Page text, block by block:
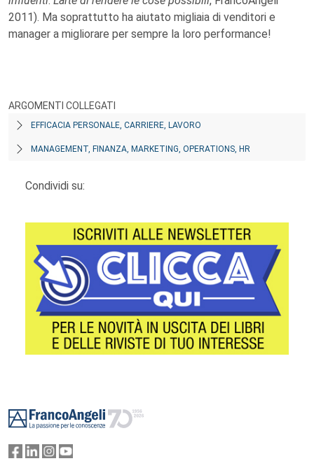
2011). Ma soprattutto ha aiutato migliaia di venditori e
manager a migliorare per sempre la loro performance!
ARGOMENTI COLLEGATI
EFFICACIA PERSONALE, CARRIERE, LAVORO
MANAGEMENT, FINANZA, MARKETING, OPERATIONS, HR
Condividi su: